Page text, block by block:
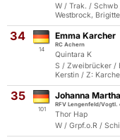
W / Trak. /
Westbrock,
34
14
Emma Karcher
RC Achern
Quintara K
S / Zweibrücker /
Kerstin / Z:
35
101
Johanna
RFV Lengenfeld/Vogtl.
Thor Hap
W / Grpf.o.R /